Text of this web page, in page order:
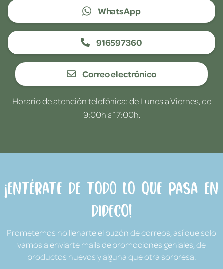
WhatsApp
916597360
Correo electrónico
Horario de atención telefónica: de Lunes a Viernes, de
9:00h a 17:00h.
¡Entérate de todo lo que pasa en
Dideco!
Prometemos no llenarte el buzón de correos, así que solo
vamos a enviarte mails de promociones geniales, de
productos nuevos y alguna que otra sorpresa.